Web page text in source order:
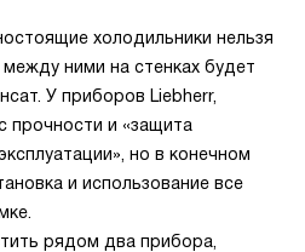
холодильники нельзя
ними на стенках будет
У приборов Liebherr,
прочности и «защита
но в конечном
и использование все
рядом два прибора,